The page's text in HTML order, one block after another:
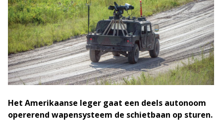
Het Amerikaanse leger gaat een deels autonoom
opererend wapensysteem de schietbaan op sturen.